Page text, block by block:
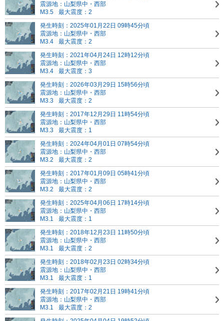
震源地：山梨県中・西部
M3.5
最大震度：2
発生時刻：2025年01月22日 09時45分頃
震源地：山梨県中・西部
M3.4
最大震度：2
発生時刻：2021年04月24日 12時12分頃
震源地：山梨県中・西部
M3.4
最大震度：3
発生時刻：2026年03月29日 15時56分頃
震源地：山梨県中・西部
M3.3
最大震度：2
発生時刻：2017年12月29日 11時54分頃
震源地：山梨県中・西部
M3.3
最大震度：1
発生時刻：2024年04月01日 07時54分頃
震源地：山梨県中・西部
M3.2
最大震度：2
発生時刻：2017年01月09日 05時41分頃
震源地：山梨県中・西部
M3.2
最大震度：2
発生時刻：2025年04月06日 17時14分頃
震源地：山梨県中・西部
M3.1
最大震度：1
発生時刻：2018年12月23日 11時50分頃
震源地：山梨県中・西部
M3.1
最大震度：2
発生時刻：2018年02月23日 02時34分頃
震源地：山梨県中・西部
M3.1
最大震度：1
発生時刻：2017年02月21日 19時41分頃
震源地：山梨県中・西部
M3.1
最大震度：2